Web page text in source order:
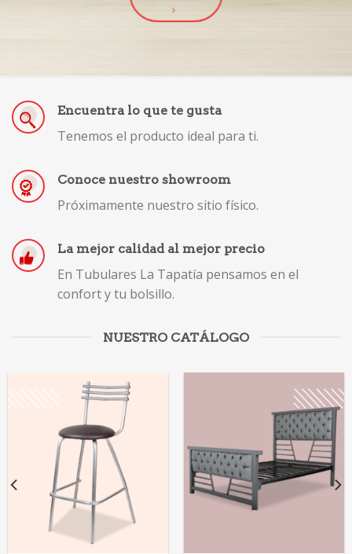
Encuentra lo que te gusta
Tenemos el producto ideal para ti.
Conoce nuestro showroom
Próximamente nuestro sitio físico.
La mejor calidad al mejor precio
En Tubulares La Tapatía pensamos en el
confort y tu bolsillo.
NUESTRO CATÁLOGO